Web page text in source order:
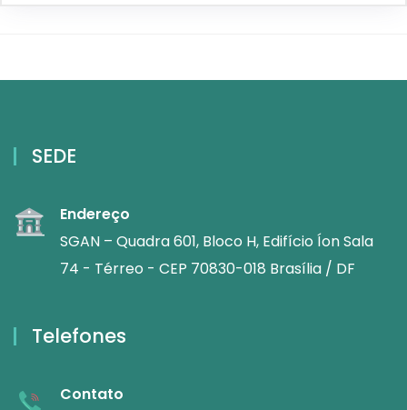
SEDE
Endereço
SGAN – Quadra 601, Bloco H, Edifício Íon Sala
74 - Térreo - CEP 70830-018 Brasília / DF
Telefones
Contato